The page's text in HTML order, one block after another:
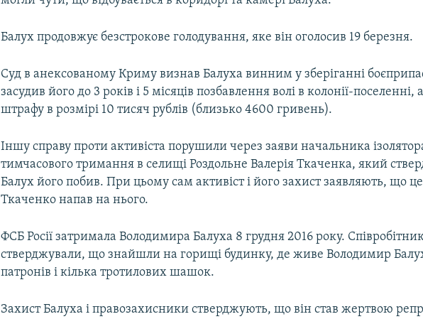
Балух продовжує безстрокове голодування, яке він оголосив 19 березня.
Суд в анексованому Криму визнав Балуха винним у зберіганні
засудив його до 3 років і 5 місяців позбавлення волі в колонії-поселенні,
штрафу в розмірі 10 тисяч рублів (близько 4600 гривень).
Іншу справу проти активіста порушили через заяви начальника
тимчасового тримання в селищі Роздольне Валерія Ткаченка, який
Балух його побив. При цьому сам активіст і його захист заявляють, що це
Ткаченко напав на нього.
ФСБ Росії затримала Володимира Балуха 8 грудня 2016 року.
стверджували, що знайшли на горищі будинку, де живе Володимир
патронів і кілька тротилових шашок.
Захист Балуха і правозахисники стверджують, що він став жертвою